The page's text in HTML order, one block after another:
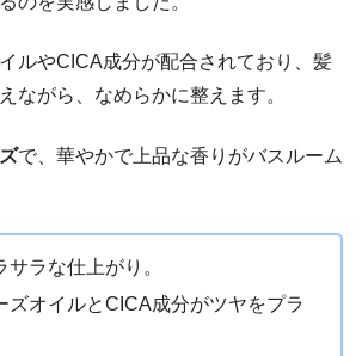
ルやCICA成分が配合されており、髪
ながら、なめらかに整えます。
で、華やかで上品な香りがバスルーム
ラな仕上がり。
ズオイルとCICA成分がツヤをプラ